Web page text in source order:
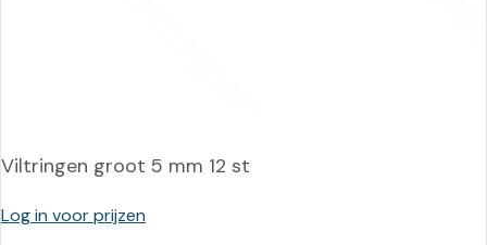
Viltringen groot 5 mm 12 st
Log in voor prijzen